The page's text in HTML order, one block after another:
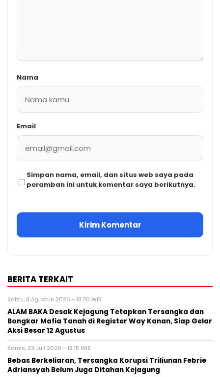
Nama
Email
Simpan nama, email, dan situs web saya pada
peramban ini untuk komentar saya berikutnya.
BERITA TERKAIT
Sabtu, 8 Agustus 2026 - 18:30 WIB
ALAM BAKA Desak Kejagung Tetapkan Tersangka dan
Bongkar Mafia Tanah di Register Way Kanan, Siap Gelar
Aksi Besar 12 Agustus
Kamis, 23 Juli 2026 - 19:15 WIB
Bebas Berkeliaran, Tersangka Korupsi Triliunan Febrie
Adriansyah Belum Juga Ditahan Kejagung